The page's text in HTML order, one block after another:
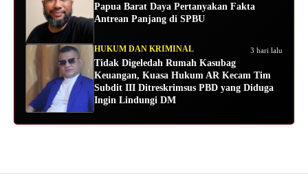
Papua Barat Daya Pertanyakan Fakta
Antrean Panjang di SPBU
HUKUM DAN KRIMINAL 3 hari lalu
Tidak Digeledah Rumah Kasubag
Keuangan, Kuasa Hukum AR Kecam Tim
Subdit III Ditreskrimsus PBD yang Diduga
Ingin Lindungi DM